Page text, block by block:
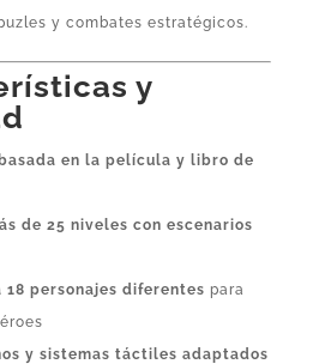
y combates estratégicos.
y
en la película y libro de
de 25 niveles con escenarios
18 personajes diferentes para
y sistemas táctiles adaptados